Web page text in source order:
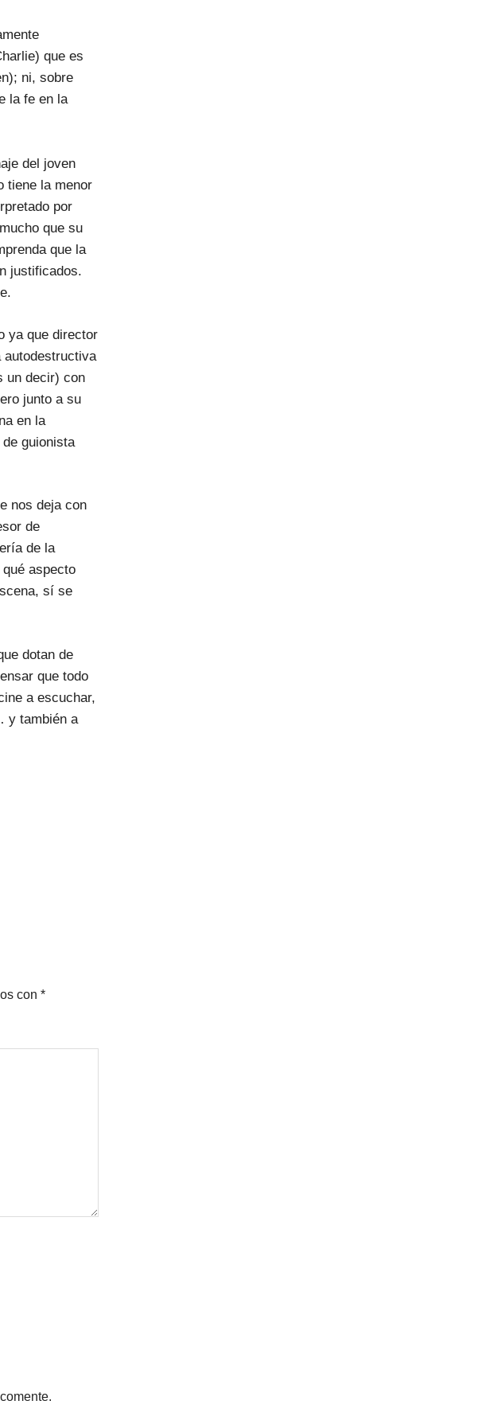
que es
ni, sobre
la fe en la
del joven
tiene la menor
por
que su
que la
justificados.
ya que director
autodestructiva
un decir) con
junto a su
en la
guionista
nos deja con
de
de la
aspecto
sí se
dotan de
que todo
a escuchar,
y también a
con *